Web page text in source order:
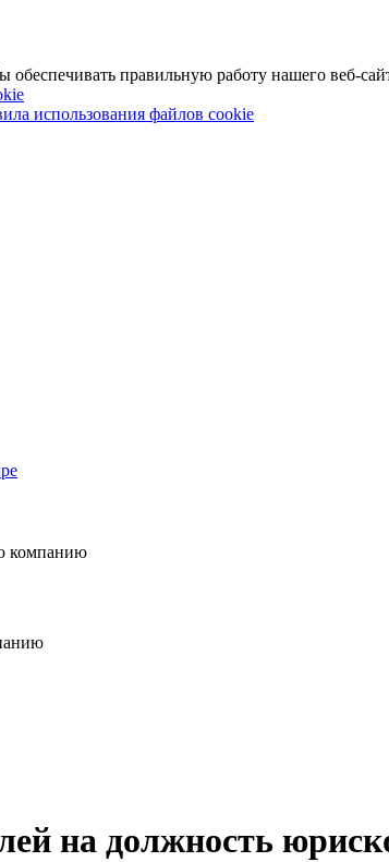
правильную работу нашего веб-
использования файлов cookie
компанию
на должность